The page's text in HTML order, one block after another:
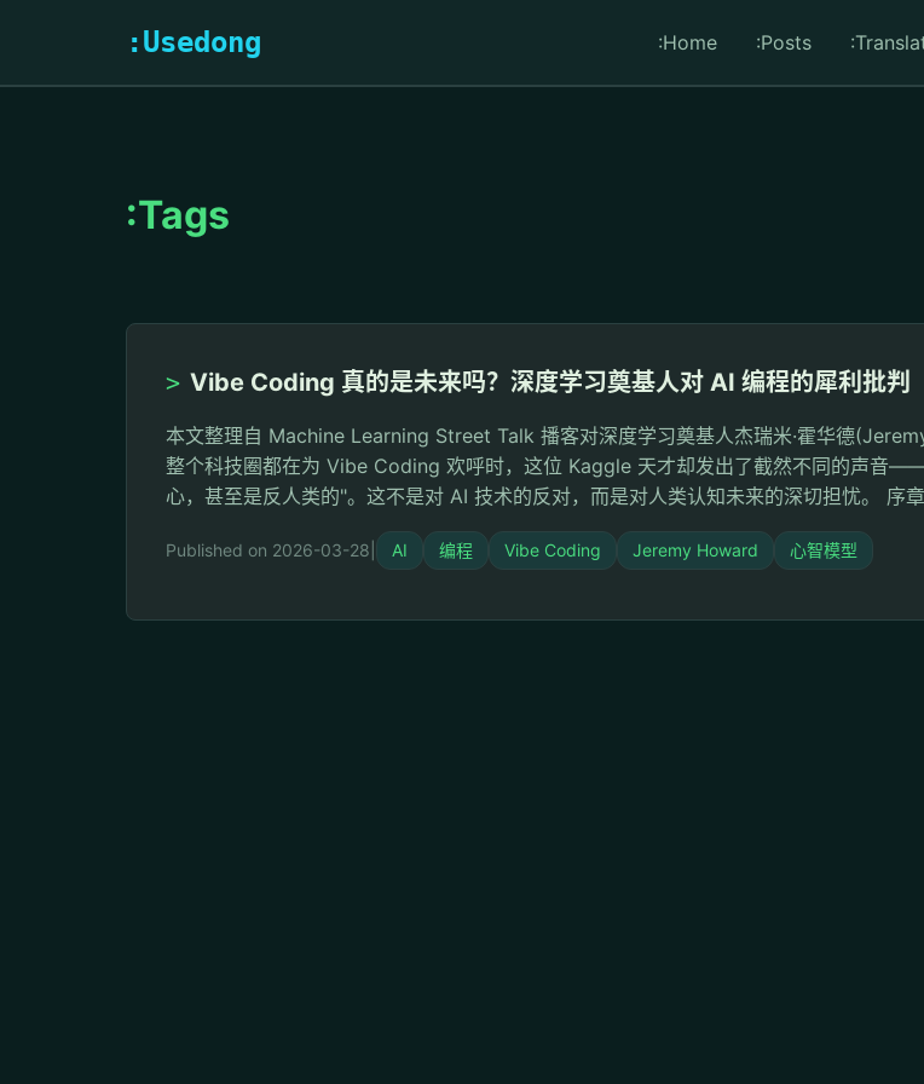
:Usedong :Home :Posts
:Tags
> Vibe Coding 真的是未来吗？深度学习奠基人对 AI 编程的犀利批判
本文整理自 Machine Learning Street Talk 播客对深度学习奠基人杰瑞米·霍华德
整个科技圈都在为 Vibe Coding 欢呼时，这位 Kaggle 天才却发出了截然不同的声音
心，甚至是反人类的"。这不是对 AI 技术的反对，而是对人类认知未来的深切担忧。 序
Published on 2026-03-28 AI 编程 Vibe Coding Jeremy Howard 心智模型